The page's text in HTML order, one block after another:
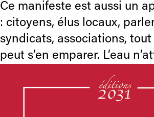
Ce manifeste est aussi un
: citoyens, élus locaux,
syndicats, associations,
peut s’en emparer. L’eau